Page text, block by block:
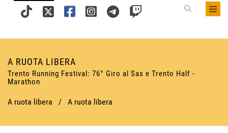
A RUOTA LIBERA
Trento Running Festival: 76° Giro al Sas e Trento Half -
Marathon
A ruota libera / A ruota libera